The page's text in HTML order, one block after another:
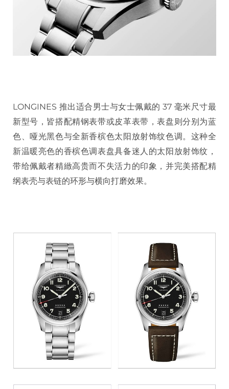
LONGINES 推出适合男士与女士佩戴的 37 毫米尺寸最
新型号，皆搭配精钢表带或皮革表带，表盘则分别为蓝
色、哑光黑色与全新香槟色太阳放射饰纹色调。这种全
新温暖亮色的香槟色调表盘具备迷人的太阳放射饰纹，
带给佩戴者精緻高贵而不失活力的印象，并完美搭配精
纲表壳与表链的环形与横向打磨效果。